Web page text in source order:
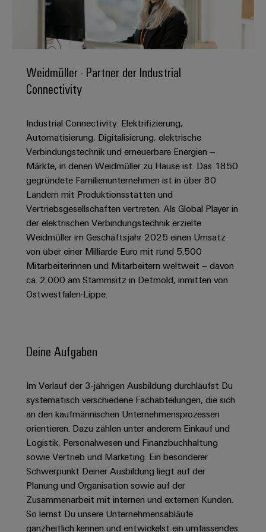
Datencenter
und
Produkte
für
effizient,
zuverlässig,
skalierbar
Energiespeicher
Lösungen
und
Produkte
Energiespeichersysteme
(ESS)
Energieübertragung
und
-
Sicherheit
für
Gebäudeinfrastruktur
Lösungen
für
die
spezifischen
Anforderungen
in
der
Gebäudeinfrastruktur
Gerätehersteller
Innovative
Anschlusstechnologie
DC-
u-
OS
Computing
Industrial
5G
Single
Pair
Ethernet
Schaltschrank-
und
Feldebene
Smart
Building
Smart
Metering
Weidmüller
Configurator
Workplace
Solutions
Leiterplattenklemmen
Gehäusesysteme
und
komponenten
und
-
komponenten
Anschlussleitungen,
Patchkabel
und
Kabel
SPS
Systemverkabelung
&
Migrationslösungen
Verteilerboxen
Elektronik
Koppelrelais
&
Halbleiterrelais
Trennverstärker
und
Messumformer
Stromversorgungen
Delivery
Beratung
und
digitale
Planung
easyConnect
-
Ihre
Industrial
Service
Platform
Connectivity
Consulting
Weidmüller
PCB
Connector
Services
Akkreditiertes
Labor
Support
Promotionfahrzeug
Distribution
für
unsere
Partner
Vertrieb
Großhandelssuche
News
Messen
Newsletter
Kundenservice
Webshop
Preisliste
Kataloganforderung
Weidmüller
Zahlen
Fakten
Unser
Nachhaltigkeit
Weidmüller
Academy
People
&
Culture
Compliance
Weidmüller
Welt
|
Länder
Management
Informationen
und
Zertifikate
Presse
für
Berufserfahrene
Für
Werkstudententätigkeiten
Praktika
Abschlussarbeiten
Neuanfang
für
Studienabbrecher
Offene
Stellen
für
Für
und
Schüler
Ausbildung
Duales
Studium
Schülerpraktika
Erfolgreiche
Weidmüller - Partner der Industrial
Connectivity
Industrial Connectivity: Elektrifizierung,
Automatisierung, Digitalisierung, elektrische
Verbindungstechnik und erneuerbare Energien –
Märkte, in denen Weidmüller zu Hause ist. Das 1850
gegründete Familienunternehmen ist in über 80
Ländern mit Produktionsstätten und
Vertriebsgesellschaften vertreten. Als Global Player in
der elektrischen Verbindungstechnik erzielte
Weidmüller im Geschäftsjahr 2025 einen Umsatz
von über einer Milliarde Euro mit rund 5.500
Mitarbeiterinnen und Mitarbeitern weltweit – davon
ca. 2.000 am Stammsitz in Detmold, inmitten von
Ostwestfalen-Lippe.
Deine Aufgaben
Im Verlauf der 3-jährigen Ausbildung durchläufst Du
systematisch verschiedene Fachabteilungen, die sich
an den kaufmännischen Unternehmensprozessen
orientieren. Dazu zählen unter anderem Einkauf und
Logistik, Personalwesen und Finanzbuchhaltung
sowie Vertrieb und Marketing. Ein besonderer
Schwerpunkt Deiner Ausbildung liegt auf der
Planung und Organisation sowie auf der
Zusammenarbeit mit internen und externen Kunden.
So lernst Du unsere Unternehmensabläufe
ganzheitlich kennen und entwickelst ein umfassendes